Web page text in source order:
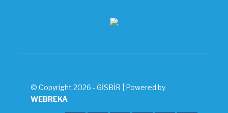
© Copyright 2026 - GİSBİR | Powered by
WEBREKA